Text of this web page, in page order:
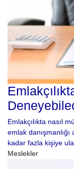
Emlakçılıkta nasıl
emlak
kadar fazla kişiye
Meslekler